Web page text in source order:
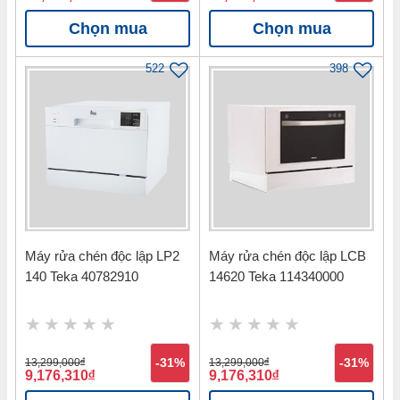
Bạn hoàn toàn yên tâm khi mua thiết bị
Chọn mua Chọn mua
522
Máy rửa chén độc lập LP2
140 Teka 40782910
13,299,000đ
9,176,310đ
-31%
398
Máy rửa chén độc lập LCB
14620 Teka 114340000
13,299,000đ
9,176,310đ
-31%